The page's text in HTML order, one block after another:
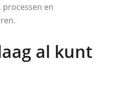
en
al kunt